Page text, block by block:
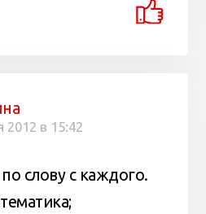
2012 в 15:42
слову с каждого.